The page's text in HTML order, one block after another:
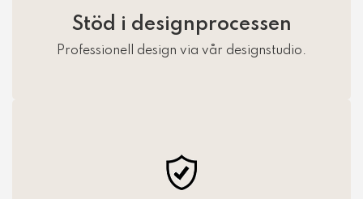
Stöd i designprocessen
Professionell design via vår designstudio.